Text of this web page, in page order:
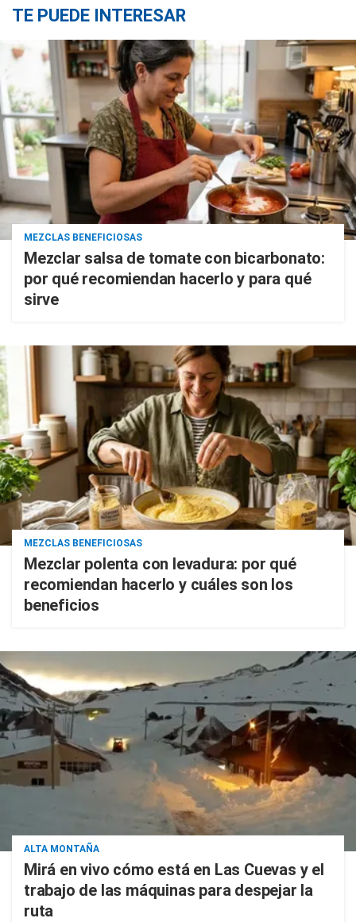
TE PUEDE INTERESAR
MEZCLAS BENEFICIOSAS
Mezclar salsa de tomate con bicarbonato:
por qué recomiendan hacerlo y para qué
sirve
MEZCLAS BENEFICIOSAS
Mezclar polenta con levadura: por qué
recomiendan hacerlo y cuáles son los
beneficios
ALTA MONTAÑA
Mirá en vivo cómo está en Las Cuevas y el
trabajo de las máquinas para despejar la
ruta